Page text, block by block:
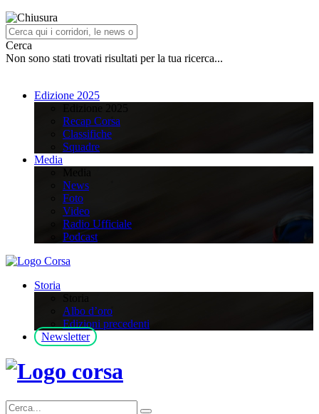
Cerca
Non sono stati trovati risultati per la tua ricerca...
Edizione 2025
Recap Corsa
Classifiche
Squadre
Media
News
Foto
Video
Radio Ufficiale
Podcast
Storia
Albo d’oro
Edizioni precedenti
Newsletter